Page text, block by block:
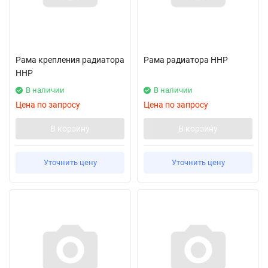
Рама крепления радиатора
HHP
В наличии
Цена по запросу
В корзину
Уточнить цену
Рама радиатора HHP
В наличии
Цена по запросу
В корзину
Уточнить цену